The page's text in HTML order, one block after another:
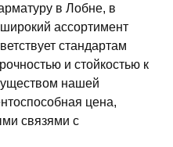
в Лобне, в
ассортимент
стандартам
и стойкостью к
нашей
цена,
связями с